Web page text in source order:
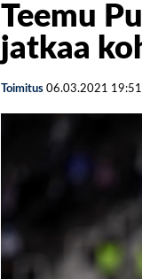
Teemu
jatkaa
Toimitus 06.03.2021 19:51